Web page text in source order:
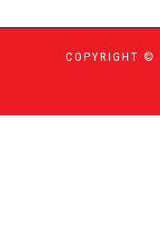
COPYRIGHT ©